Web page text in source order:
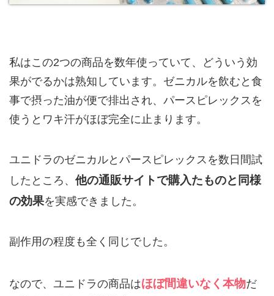
私はこの2つの商品を数年使っていて、どういう効
果がでるかは熟知しています。ゼニカルを飲むと食
事で摂った油が便で排出され、パースピレックスを
使うとワキ汗がほぼ完全に止まります。
ユニドラのゼニカルとパースピレックスを数日間試
したところ、 他の通販サイトで購入たものと同様
の効果を実感できました。
副作用の程度も全く同じでした。
なので、ユニドラの商品はほぼ間違いなく本物だ